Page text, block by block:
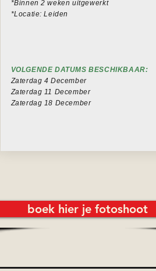
*Binnen 2 weken uitgewerkt
*Locatie: Leiden
VOLGENDE DATUMS BESCHIKBAAR:
Zaterdag 4 December
Zaterdag 11 December
Zaterdag 18 December
boek hier je fotoshoot